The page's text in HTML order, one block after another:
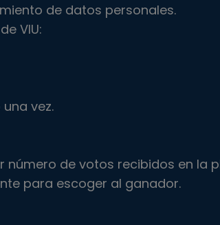
de datos personales.
VIU:
vez.
número de votos recibidos en la
para escoger al ganador.